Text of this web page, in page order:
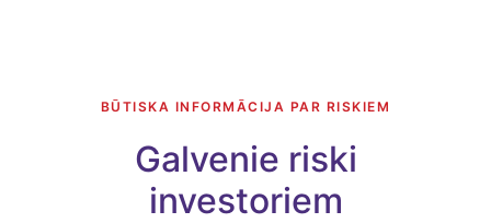
BŪTISKA INFORMĀCIJA PAR RISKIEM
Galvenie riski
investoriem